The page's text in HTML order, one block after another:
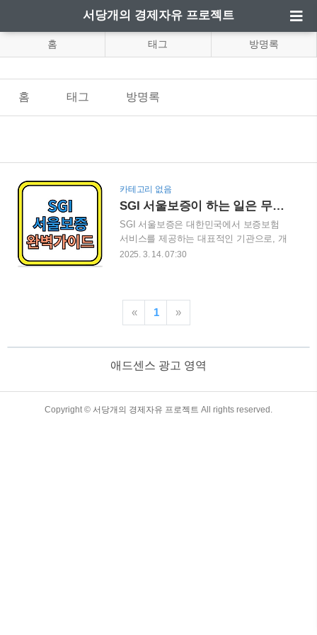
서당개의 경제자유 프로젝트
홈 태그 방명록
홈 태그 방명록
카테고리 없음
SGI 서울보증이 하는 일은 무엇인가? 완벽 가이드
SGI 서울보증은 대한민국에서 보증보험
서비스를 제공하는 대표적인 기관으로, 개
인과 기업이 금융 거래 및 계약을 원활하
권과 공공기관에서 필수적인 역할을 합니
다. 이번 블로그 게시글에서는 SGI 서울보
서울보증을 활용해야 하는 이유와 주의할
차 SGI 서울보증이 하는 일은 무엇인
가? 완벽 가이드 1. SGI 서울보증이란?
2025. 3. 14. 07:30
« 1 »
애드센스 광고 영역
Copyright © 서당개의 경제자유 프로젝트 All rights reserved.
TistoryWhaleSkin3.4